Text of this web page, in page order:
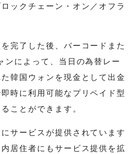
ックチェーン・オン／オフラ
完了した後、バーコードまた
ンによって、当日の為替レー
韓国ウォンを現金として出金
時に利用可能なプリペイド型
ことができます。
サービスが提供されています
居住者にもサービス提供を拡